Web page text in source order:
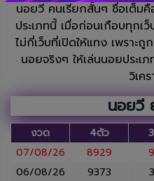
นอยวี คนเรียกสั้นๆ ชื่อเต็
ประเภทนี้ เมื่อก่อนเกือบทุกเ
ไม่กี่เว็บที่เปิดให้แทง เพราะ
นอยจริงๆ ให้เล่นนอยประ
วิเค
นอยวี
งวด 4ตัว
07/08/26
8929
06/08/26
9373